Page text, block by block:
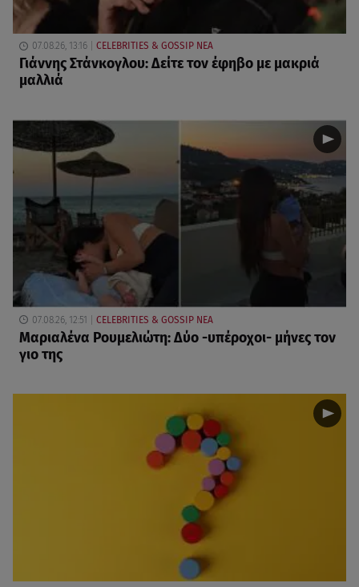
07.08.26, 13:16 CELEBRITIES & GOSSIP ΝΕΑ
Γιάννης Στάνκογλου: Δείτε τον έφηβο με μακριά
μαλλιά
07.08.26, 12:51 CELEBRITIES & GOSSIP ΝΕΑ
Μαριαλένα Ρουμελιώτη: Δύο -υπέροχοι- μήνες τον
γιο της